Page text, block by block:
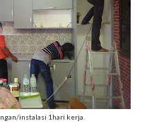
instalasi 1hari kerja.